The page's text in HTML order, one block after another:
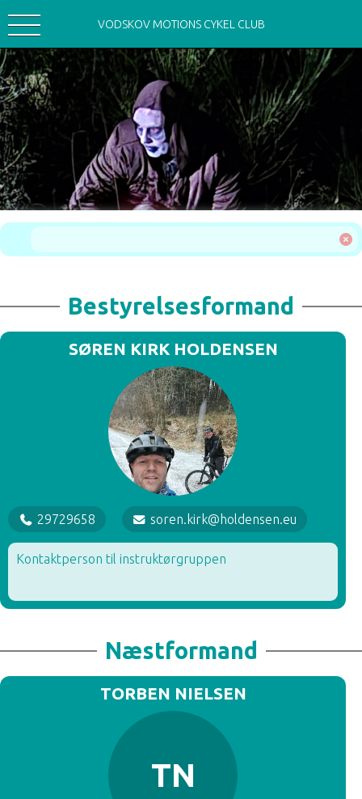
VODSKOV MOTIONS CYKEL CLUB
Bestyrelsesformand
SØREN KIRK HOLDENSEN
29729658 soren.kirk@holdensen.eu
Kontaktperson til instruktørgruppen
Næstformand
TORBEN NIELSEN
TN